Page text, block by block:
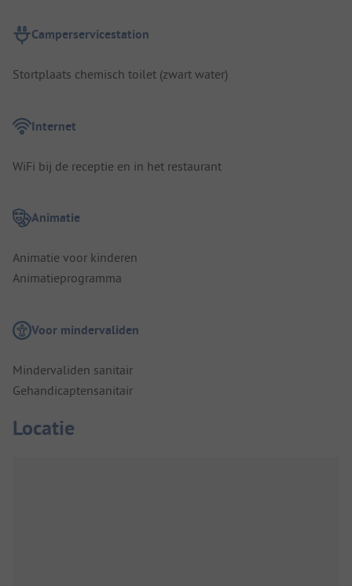
Camperservicestation
Stortplaats chemisch toilet (zwart water)
Internet
WiFi bij de receptie en in het restaurant
Animatie
Animatie voor kinderen
Animatieprogramma
Voor mindervaliden
Mindervaliden sanitair
Gehandicaptensanitair
Locatie